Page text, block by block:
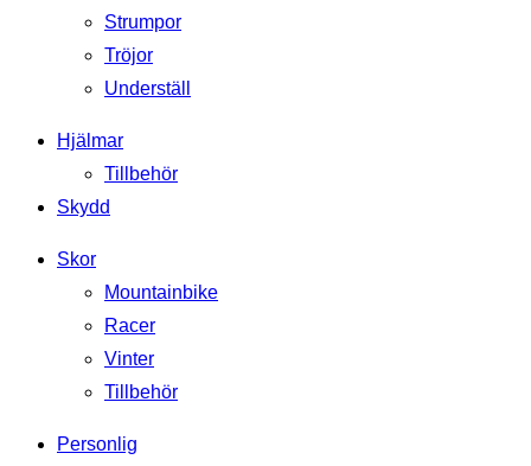
Strumpor
Tröjor
Underställ
Hjälmar
Tillbehör
Skydd
Skor
Mountainbike
Racer
Vinter
Tillbehör
Personlig